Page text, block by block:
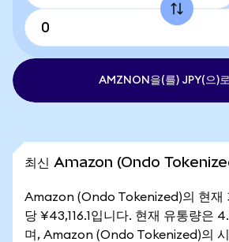
AMZNON을(를) JPY(으)
최신 Amazon (Ondo
Amazon (Ondo Tokenized)의 현재
당 ¥43,116.1입니다. 현재 유통량은
며, Amazon (Ondo Tokenized)의